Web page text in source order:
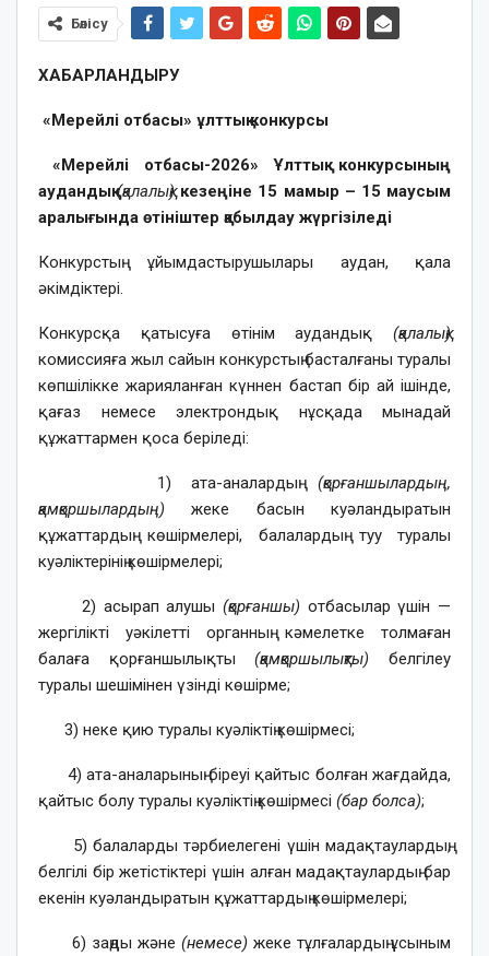
Бөлісу
ХАБАРЛАНДЫРУ
«Мерейлі отбасы» ұлттық конкурсы
«Мерейлі отбасы-2026» Ұлттық конкурсының
аудандық(қалалық) кезеңіне 15 мамыр – 15 маусым
аралығында өтініштер қабылдау жүргізіледі
Конкурстың ұйымдастырушылары аудан, қала
әкімдіктері.
Конкурсқа қатысуға өтінім аудандық (қалалық)
комиссияға жыл сайын конкурстың басталғаны туралы
көпшілікке жарияланған күннен бастап бір ай ішінде,
қағаз немесе электрондық нұсқада мынадай
құжаттармен қоса беріледі:
1) ата-аналардың (қорғаншылардың,
қамқоршылардың) жеке басын куәландыратын
құжаттардың көшірмелері, балалардың туу туралы
куәліктерінің көшірмелері;
2) асырап алушы (қорғаншы) отбасылар үшін —
жергілікті уәкілетті органның кәмелетке толмаған
балаға қорғаншылықты(қамқоршылықты) белгілеу
туралы шешімінен үзінді көшірме;
3) неке қию туралы куәліктің көшірмесі;
4) ата-аналарының біреуі қайтыс болған жағдайда,
қайтыс болу туралы куәліктің көшірмесі (бар болса);
5) балаларды тәрбиелегені үшін мадақтаулардың,
белгілі бір жетістіктері үшін алған мадақтаулардың бар
екенін куәландыратын құжаттардың көшірмелері;
6) заңды және (немесе) жеке тұлғалардың ұсыным